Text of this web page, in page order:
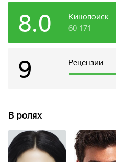
судьба кардинально меняется.
Кинопоиск
8.0 60 171
Рецензии
9
В ролях